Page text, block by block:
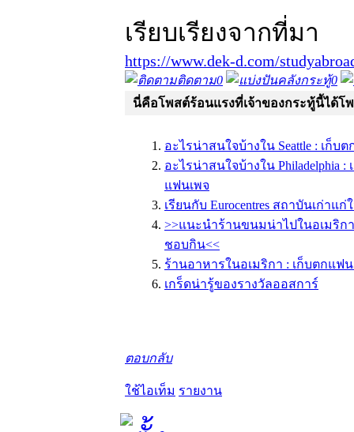
เรียบเรียงจากที่มา
https://www.dek-d.com/
ติดตาม0 คลังกระทู้0
นี่คือโพสต์ร้อนแรงที่เจ้าของกระทู้นี้ได้โพ
อะไรน่าสนใจบ้างใน Seattle : เก็บ
อะไรน่าสนใจบ้างใน Philadelphia :
แฟนเพจ
เรียนกับ Eurocentres สถาบันเก่าแ
>>แนะนำร้านขนมน่าไปในอเมริก
ชอบกิน<<
ร้านอาหารในอเมริกา : เก็บตกแฟน
เกร็ดน่ารู้ของรางวัลออสการ์
ตอบกลับ
ใช้ไอเท็ม รายงาน